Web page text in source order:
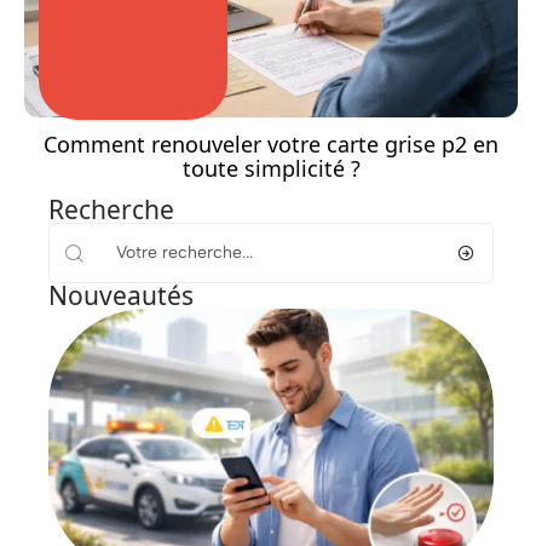
Comment renouveler votre carte grise p2 en
toute simplicité ?
Recherche
Nouveautés